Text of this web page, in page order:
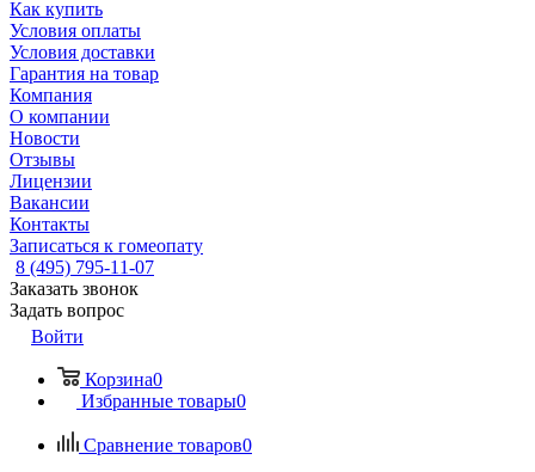
Как купить
Условия оплаты
Условия доставки
Гарантия на товар
Компания
О компании
Новости
Отзывы
Лицензии
Вакансии
Контакты
Записаться к гомеопату
8 (495) 795-11-07
Заказать звонок
Задать вопрос
Войти
Корзина0
Избранные товары0
Сравнение товаров0